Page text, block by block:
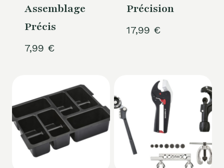
Assemblage
Précis
7,99 €
Précision
17,99 €